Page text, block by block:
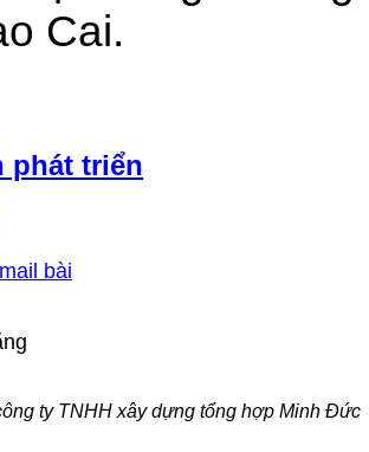
Cai.
phát triển
ty TNHH xây dựng tổng hợp Minh Đức